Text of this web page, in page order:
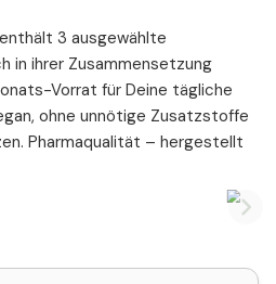
3 ausgewählte
in ihrer Zusammensetzung
Vorrat für Deine tägliche
ohne unnötige Zusatzstoffe
Pharmaqualität – hergestellt